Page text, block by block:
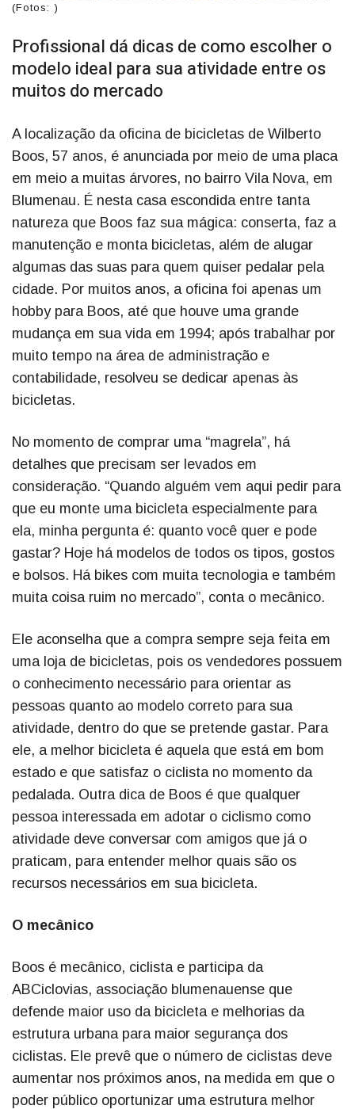
(Fotos: )
Profissional dá dicas de como escolher o
modelo ideal para sua atividade entre os
muitos do mercado
A localização da oficina de bicicletas de Wilberto
Boos, 57 anos, é anunciada por meio de uma placa
em meio a muitas árvores, no bairro Vila Nova, em
Blumenau. É nesta casa escondida entre tanta
natureza que Boos faz sua mágica: conserta, faz a
manutenção e monta bicicletas, além de alugar
algumas das suas para quem quiser pedalar pela
cidade. Por muitos anos, a oficina foi apenas um
hobby para Boos, até que houve uma grande
mudança em sua vida em 1994; após trabalhar por
muito tempo na área de administração e
contabilidade, resolveu se dedicar apenas às
bicicletas.
No momento de comprar uma “magrela”, há
detalhes que precisam ser levados em
consideração. “Quando alguém vem aqui pedir para
que eu monte uma bicicleta especialmente para
ela, minha pergunta é: quanto você quer e pode
gastar? Hoje há modelos de todos os tipos, gostos
e bolsos. Há bikes com muita tecnologia e também
muita coisa ruim no mercado”, conta o mecânico.
Ele aconselha que a compra sempre seja feita em
uma loja de bicicletas, pois os vendedores possuem
o conhecimento necessário para orientar as
pessoas quanto ao modelo correto para sua
atividade, dentro do que se pretende gastar. Para
ele, a melhor bicicleta é aquela que está em bom
estado e que satisfaz o ciclista no momento da
pedalada. Outra dica de Boos é que qualquer
pessoa interessada em adotar o ciclismo como
atividade deve conversar com amigos que já o
praticam, para entender melhor quais são os
recursos necessários em sua bicicleta.
O mecânico
Boos é mecânico, ciclista e participa da
ABCiclovias, associação blumenauense que
defende maior uso da bicicleta e melhorias da
estrutura urbana para maior segurança dos
ciclistas. Ele prevê que o número de ciclistas deve
aumentar nos próximos anos, na medida em que o
poder público oportunizar uma estrutura melhor